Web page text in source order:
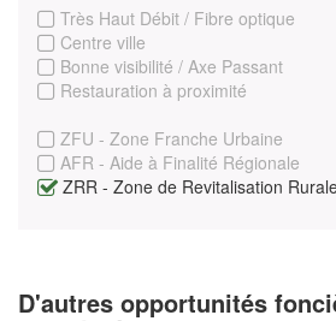
Très Haut Débit / Fibre optique
Centre ville
Bonne visibilité / Axe Passant
Restauration à proximité
ZFU - Zone Franche Urbaine
AFR - Aide à Finalité Régionale
ZRR - Zone de Revitalisation
D'autres opportunités